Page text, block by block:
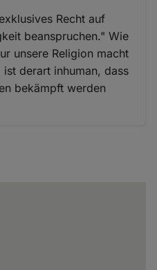
Recht auf
beanspruchen." Wie
unsere Religion macht
derart inhuman, dass
bekämpft werden